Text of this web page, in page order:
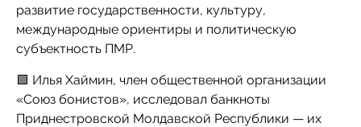
развитие государственности, культуру,
международные ориентиры и политическую
субъектность ПМР.
🟩 Илья Хаймин, член общественной организации
«Союз бонистов», исследовал банкноты
Приднестровской Молдавской Республики — их